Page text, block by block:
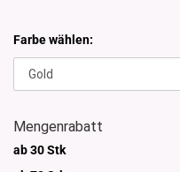
Farbe wählen:
Mengenrabatt
ab 30 Stk